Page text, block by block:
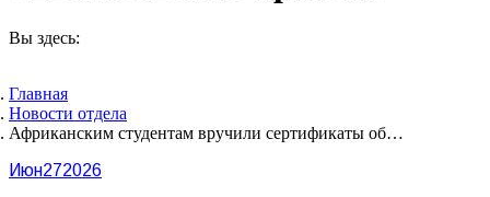
Вы здесь:
Главная
Новости отдела
Африканским студентам вручили сертификаты об…
Июн272026